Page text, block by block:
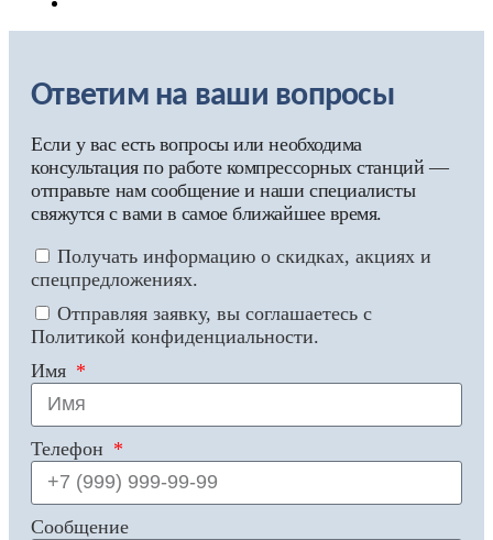
Ответим на ваши вопросы
Если у вас есть вопросы или необходима
консультация по работе компрессорных станций —
отправьте нам сообщение и наши специалисты
свяжутся с вами в самое ближайшее время.
Получать информацию о скидках, акциях и
спецпредложениях.
Отправляя заявку, вы соглашаетесь с
Политикой конфиденциальности.
Имя
Телефон
Сообщение